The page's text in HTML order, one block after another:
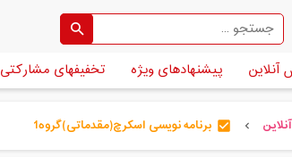
پیشنهادهای ویژه تخفیفهای مشارکتی
chevron_left
check_box برنامه نویسی اسکرچ(مقدماتی)گروه1